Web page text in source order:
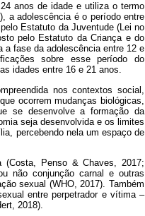
anos de idade e utiliza o termo
a adolescência é o período entre
Estatuto da Juventude (Lei no
pelo Estatuto da Criança e do
a fase da adolescência entre 12 e
sobre esse período do
idades entre 16 e 21 anos.
nos contextos social,
ocorrem mudanças biológicas,
se desenvolve a formação da
seja desenvolvida e os limites
percebendo nela um espaço de
(Costa, Penso & Chaves, 2017;
não conjunção carnal e outras
sexual (WHO, 2017). Também
entre perpetrador e vítima –
2018).